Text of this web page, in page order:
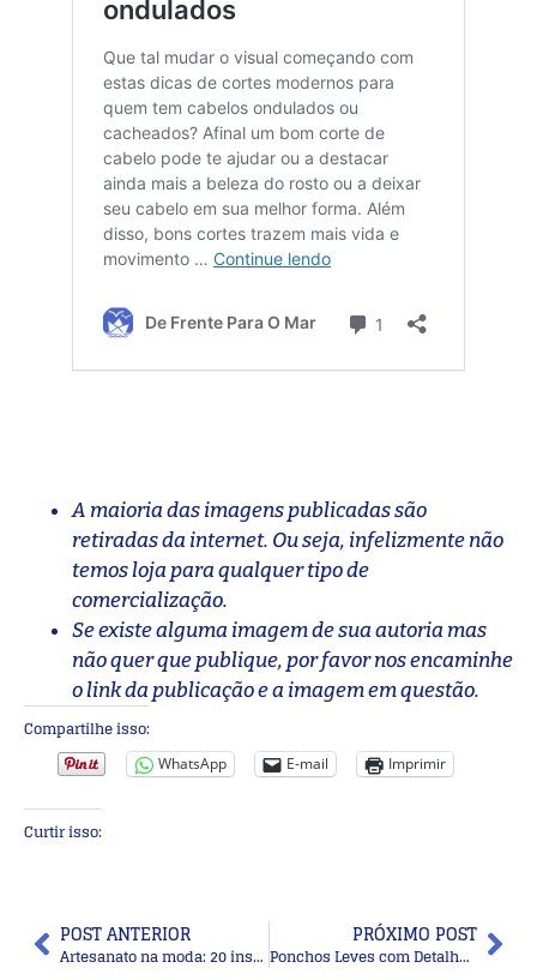
A maioria das imagens publicadas são
retiradas da internet. Ou seja, infelizmente não
temos loja para qualquer tipo de
comercialização.
Se existe alguma imagem de sua autoria mas
não quer que publique, por favor nos encaminhe
o link da publicação e a imagem em questão.
Compartilhe isso:
WhatsApp E-mail Imprimir
Curtir isso:
POST ANTERIOR
Artesanato na moda: 20 inspirações da moda do bordado em blusas
PRÓXIMO POST
Ponchos Leves com Detalhes em Crochê: Delicadeza e Charme para o Look